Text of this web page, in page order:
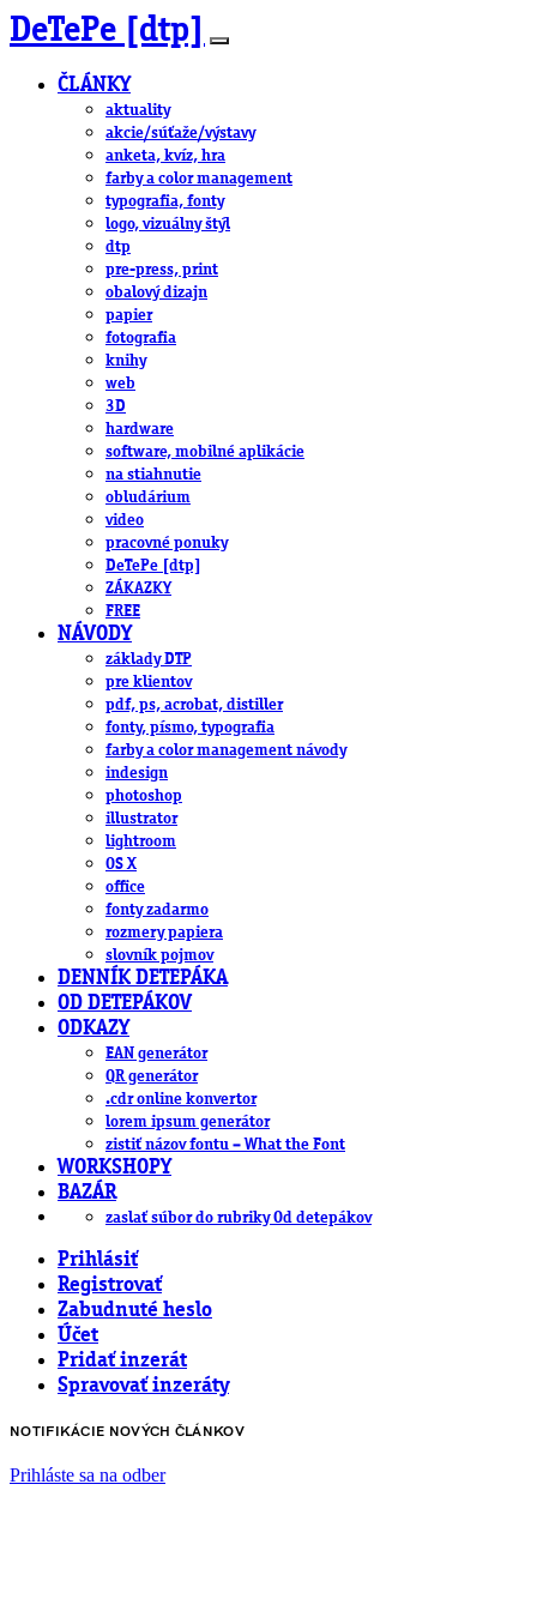
DeTePe [dtp]
ČLÁNKY
aktuality
akcie/súťaže/výstavy
anketa, kvíz, hra
farby a color management
typografia, fonty
logo, vizuálny štýl
dtp
pre-press, print
obalový dizajn
papier
fotografia
knihy
web
3D
hardware
software, mobilné aplikácie
na stiahnutie
obludárium
video
pracovné ponuky
DeTePe [dtp]
ZÁKAZKY
FREE
NÁVODY
základy DTP
pre klientov
pdf, ps, acrobat, distiller
fonty, písmo, typografia
farby a color management návody
indesign
photoshop
illustrator
lightroom
OS X
office
fonty zadarmo
rozmery papiera
slovník pojmov
DENNÍK DETEPÁKA
OD DETEPÁKOV
ODKAZY
EAN generátor
QR generátor
.cdr online konvertor
lorem ipsum generátor
zistiť názov fontu – What the Font
WORKSHOPY
BAZÁR
zaslať súbor do rubriky Od detepákov
Prihlásiť
Registrovať
Zabudnuté heslo
Účet
Pridať inzerát
Spravovať inzeráty
NOTIFIKÁCIE NOVÝCH ČLÁNKOV
Prihláste sa na odber